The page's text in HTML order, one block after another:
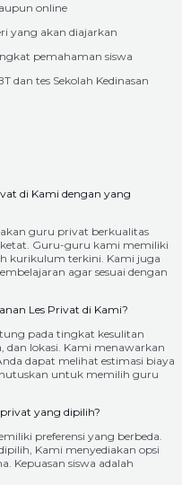
online
yang akan diajarkan
pemahaman siswa
dan tes Sekolah Kedinasan
di Kami dengan yang
guru privat berkualitas
ketat. Guru-guru kami memiliki
kurikulum terkini. Kami juga
agar sesuai dengan
Les Privat di Kami?
pada tingkat kesulitan
dan lokasi. Kami menawarkan
dapat melihat estimasi biaya
untuk memilih guru
yang dipilih?
preferensi yang berbeda.
Kami menyediakan opsi
Kepuasan siswa adalah